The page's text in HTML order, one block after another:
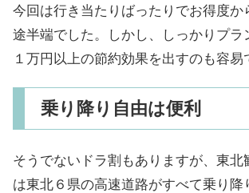
今回は行き当たりばったりでお得度か
途半端でした。しかし、しっかりプラ
１万円以上の節約効果を出すのも容易
乗り降り自由は便利
そうでないドラ割もありますが、東北
は東北６県の高速道路がすべて乗り降